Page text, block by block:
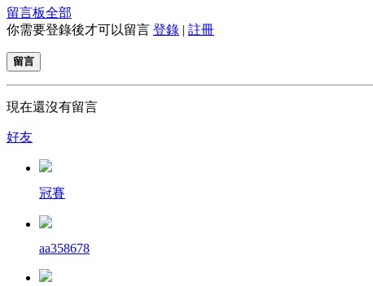
留言板全部
你需要登錄後才可以留言 登錄 | 註冊
留言
現在還沒有留言
好友
冠賽
aa358678